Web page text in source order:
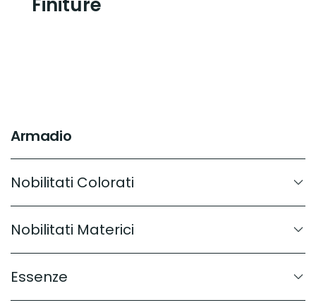
Finiture
Armadio
Nobilitati Colorati
Nobilitati Materici
Essenze